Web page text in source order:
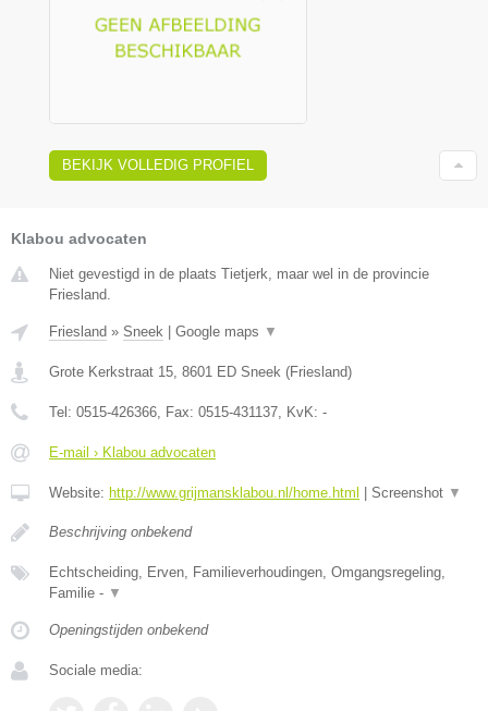
BEKIJK VOLLEDIG PROFIEL
Klabou advocaten
Niet gevestigd in de plaats Tietjerk, maar wel in de provincie
Friesland.
Friesland » Sneek Google maps ▼
Grote Kerkstraat 15 8601 ED Sneek (Friesland)
Tel: 0515-426366 , Fax: 0515-431137 , KvK: -
E-mail › Klabou advocaten
Website: http://www.grijmansklabou.nl/home.html Screenshot ▼
Beschrijving onbekend
Echtscheiding, Erven, Familieverhoudingen, Omgangsregeling,
Familie - ▼
Openingstijden onbekend
Sociale media: